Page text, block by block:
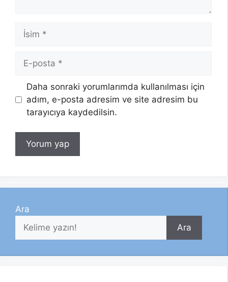
İsim
posta
Daha sonraki yorumlarımda kullanılması için
adım, e-posta adresim ve site adresim bu
tarayıcıya kaydedilsin.
Ara
Ara